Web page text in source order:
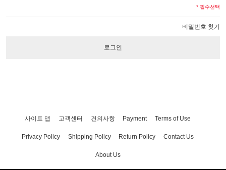
* 필수선택
비밀번호 찾기
로그인
사이트 맵 고객센터 건의사항 Payment Terms of Use
Privacy Policy Shipping Policy Return Policy Contact Us
About Us